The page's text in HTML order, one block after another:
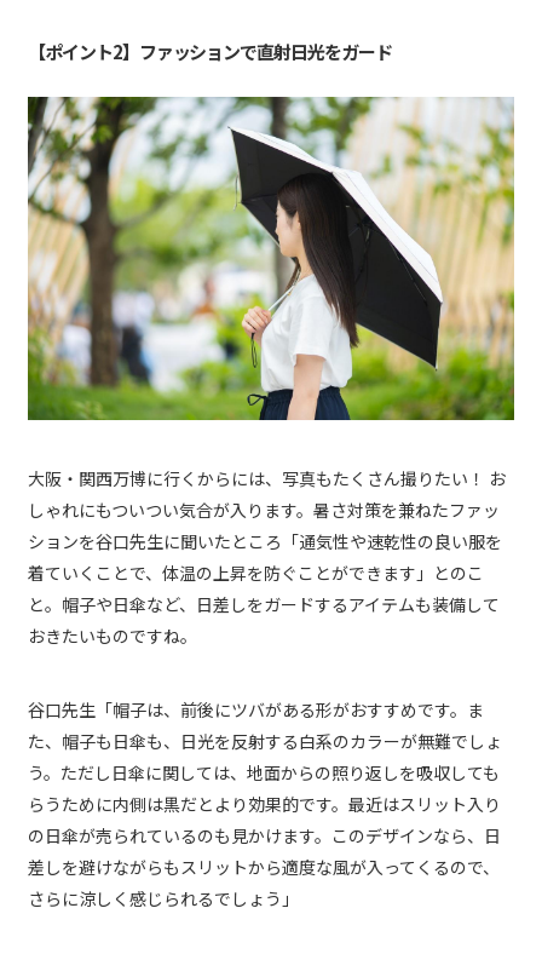
【ポイント2】ファッションで直射日光をガード
大阪・関西万博に行くからには、写真もたくさん撮りたい！ お
しゃれにもついつい気合が入ります。暑さ対策を兼ねたファッ
ションを谷口先生に聞いたところ「通気性や速乾性の良い服を
着ていくことで、体温の上昇を防ぐことができます」とのこ
と。帽子や日傘など、日差しをガードするアイテムも装備して
おきたいものですね。
谷口先生「帽子は、前後にツバがある形がおすすめです。ま
た、帽子も日傘も、日光を反射する白系のカラーが無難でしょ
う。ただし日傘に関しては、地面からの照り返しを吸収しても
らうために内側は黒だとより効果的です。最近はスリット入り
の日傘が売られているのも見かけます。このデザインなら、日
差しを避けながらもスリットから適度な風が入ってくるので、
さらに涼しく感じられるでしょう」